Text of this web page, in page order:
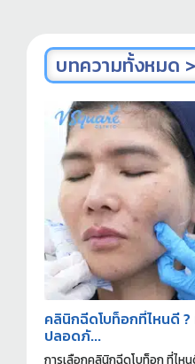
บทความทั้งหมด >
คลินิกฉีดโบท็อกที่ไหนดี ?
ปลอดภั...
การเลือกคลินิกฉีดโบท็อก ที่ไห